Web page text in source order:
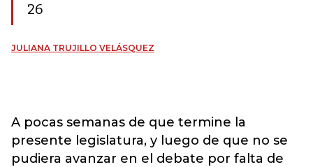
26
JULIANA TRUJILLO VELÁSQUEZ
A pocas semanas de que termine la
presente legislatura, y luego de que no se
pudiera avanzar en el debate por falta de